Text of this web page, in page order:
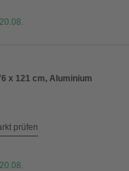
x 121 cm, Aluminium
prüfen